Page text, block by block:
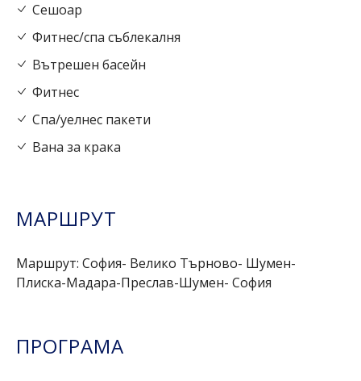
Сешоар
Фитнес/спа съблекалня
Вътрешен басейн
Фитнес
Спа/уелнес пакети
Вана за крака
МАРШРУТ
Маршрут: София- Велико Търново- Шумен-
Плиска-Мадара-Преслав-Шумен- София
ПРОГРАМА